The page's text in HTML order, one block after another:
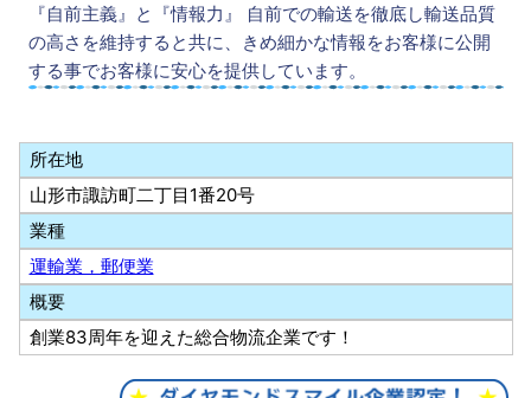
『自前主義』と『情報力』 自前での輸送を徹底し輸送品質
の高さを維持すると共に、きめ細かな情報をお客様に公開
する事でお客様に安心を提供しています。
所在地
山形市諏訪町二丁目1番20号
業種
運輸業，郵便業
概要
創業83周年を迎えた総合物流企業です！